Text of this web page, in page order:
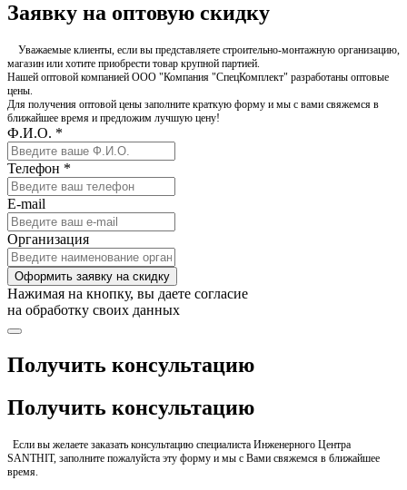
Заявку на оптовую скидку
Уважаемые клиенты, если вы представляете строительно-монтажную организацию,
магазин или хотите приобрести товар крупной партией.
Нашей оптовой компанией ООО "Компания "СпецКомплект" разработаны оптовые
цены.
Для получения оптовой цены заполните краткую форму и мы с вами свяжемся в
ближайшее время и предложим лучшую цену!
Ф.И.О. *
Телефон *
E-mail
Организация
Оформить заявку на скидку
Нажимая на кнопку, вы даете согласие
на обработку своих данных
Получить консультацию
Получить консультацию
Если вы желаете заказать консультацию специалиста Инженерного Центра
SANTHIT, заполните пожалуйста эту форму и мы с Вами свяжемся в ближайшее
время.